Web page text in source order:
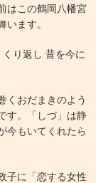
はこの鶴岡八幡宮
ます。
り返し 昔を今に
くおだまきのよう
す。「しづ」は静
今もいてくれたら
子に「恋する女性